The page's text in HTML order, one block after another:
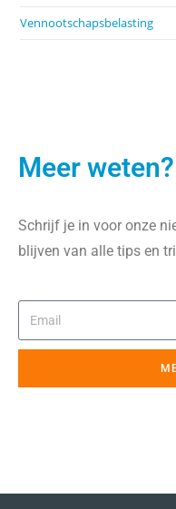
Vennootschapsbelasting
Meer weten?
Schrijf je in voor onze
blijven van alle tips en